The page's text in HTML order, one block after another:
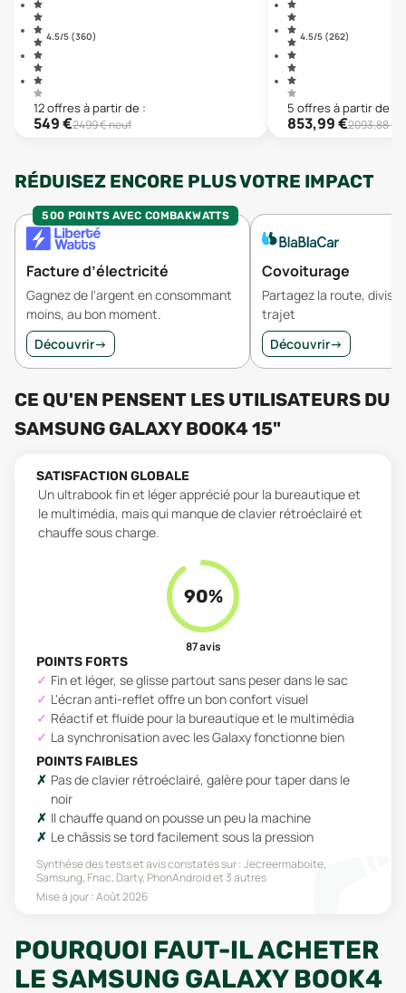
4.5/5 (360)
12offresà partir de :
549€2499€ neuf
4.5/5 (262)
5 offresà partir de :
853,99€2093,88€
RÉDUISEZ ENCORE PLUS VOTRE IMPACT
500 POINTS AVEC COMBAKWATTS
Facture d’électricité
Gagnez de l'argent en consommant
moins, au bon moment.
Découvrir→
Covoiturage
Partagez la route,
trajet
Découvrir→
CE QU'EN PENSENT LES UTILISATEURS DU
SAMSUNG GALAXY BOOK4 15"
SATISFACTION GLOBALE
Un ultrabook fin et léger apprécié pour la bureautique et
le multimédia, mais qui manque de clavier rétroéclairé et
chauffe sous charge.
90%
87avis
POINTS FORTS
Fin et léger, se glisse partout sans peser dans le sac
L'écran anti-reflet offre un bon confort visuel
Réactif et fluide pour la bureautique et le multimédia
La synchronisation avec les Galaxy fonctionne bien
POINTS FAIBLES
Pas de clavier rétroéclairé, galère pour taper dans le
noir
Il chauffe quand on pousse un peu la machine
Le châssis se tord facilement sous la pression
Synthèse des tests et avis constatés sur :Jecreermaboite,
Samsung, Fnac, Darty, PhonAndroidet 3 autres
Mise à jour :Août 2026
POURQUOI FAUT-IL ACHETER
LE SAMSUNG GALAXY BOOK4